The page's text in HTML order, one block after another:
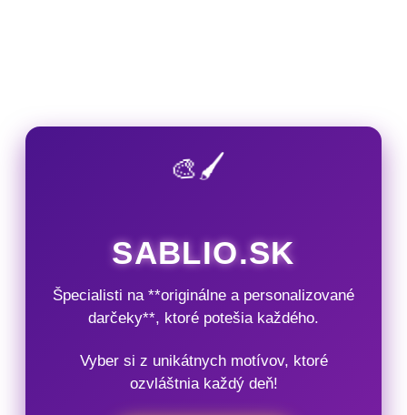
🎨🖌️
SABLIO.SK
Špecialisti na **originálne a personalizované
darčeky**, ktoré potešia každého.
Vyber si z unikátnych motívov, ktoré
ozvláštnia každý deň!